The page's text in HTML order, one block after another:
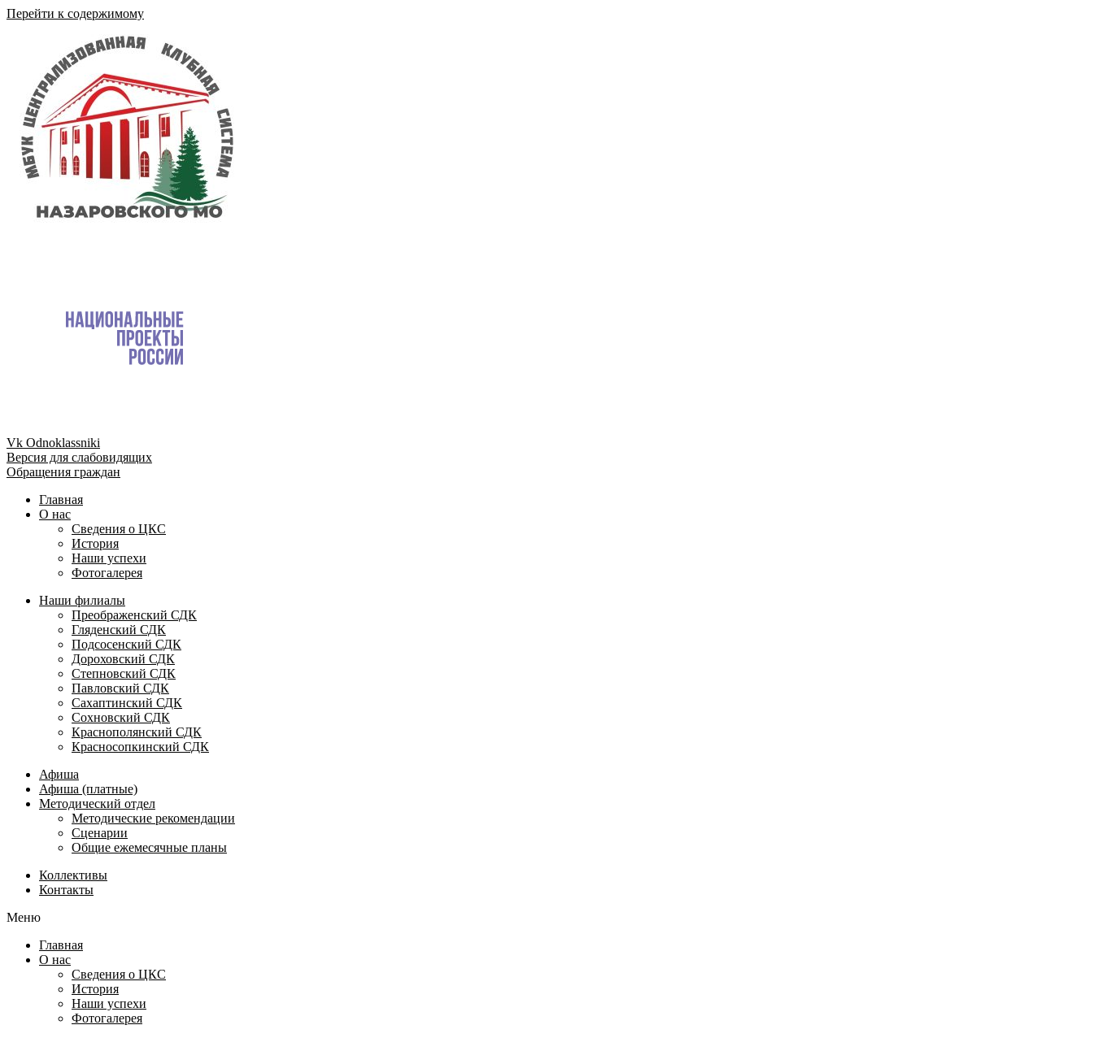
Перейти к содержимому
Vk Odnoklassniki
Версия для слабовидящих
Обращения граждан
Главная
О нас
Сведения о ЦКС
История
Наши успехи
Фотогалерея
Наши филиалы
Преображенский СДК
Гляденский СДК
Подсосенский СДК
Дороховский СДК
Степновский СДК
Павловский СДК
Сахаптинский СДК
Сохновский СДК
Краснополянский СДК
Красносопкинский СДК
Афиша
Афиша (платные)
Методический отдел
Методические рекомендации
Сценарии
Общие ежемесячные планы
Коллективы
Контакты
Меню
Главная
О нас
Сведения о ЦКС
История
Наши успехи
Фотогалерея